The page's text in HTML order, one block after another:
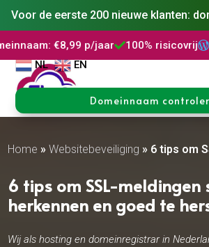
Voor de eerste 200 nieuwe klanten:
p/jaar100% risicovrijWordPress
NL
EN
Domeinnaam
Home »Websitebeveiliging » 6 tips om
6 tips om SSL-meldingen
herkennen en goed te
Wij als hosting en domeinregistrar in